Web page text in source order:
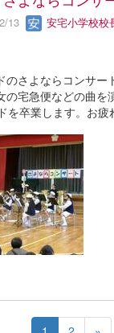
13 安宅小学校校
のさよならコンサー
の宅急便などの曲を
を卒業します。お疲